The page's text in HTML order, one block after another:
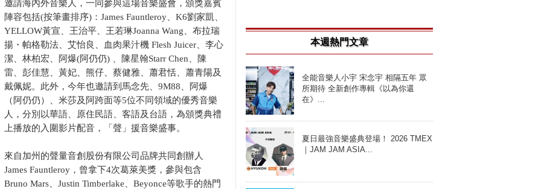
邀請海內外音樂人，一同參與這場音樂盛會，頒獎嘉賓
陣容包括(按筆畫排序)：James Fauntleroy、K6劉家凱、
YELLOW黃宣、王治平、王若琳Joanna Wang、布拉瑞
揚・帕格勒法、艾怡良、血肉果汁機 Flesh Juicer、李心
潔、林柏宏、阿爆(阿仍仍) 、陳星翰Starr Chen、陳
雷、彭佳慧、黃妃、熊仔、蔡健雅、蕭君恬、蕭青陽及
戴佩妮。此外，今年也邀請到馬念先、9M88、阿爆
（阿仍仍）、米莎及阿跨面等5位不同領域的優秀音樂
人，分別以華語、原住民語、客語及台語，為頒獎典禮
上播放的入圍影片配音，「聲」援音樂盛事。
來自加州的聲量音創股份有限公司品牌共同創辦人
James Fauntleroy，曾拿下4次葛萊美獎，參與包含
Bruno Mars、Justin Timberlake、Beyonce等歌手的熱門
本週熱門文章
全能音樂人小宇 宋念宇 相隔五年 眾
所期待 全新創作專輯《以為你還
在》...
夏日最強音樂盛典登場！ 2026 TMEX
｜JAM JAM ASIA...